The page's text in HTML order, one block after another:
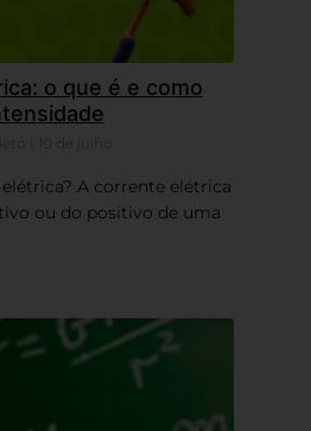
o que é e como
A corrente elétrica
ou do positivo de uma